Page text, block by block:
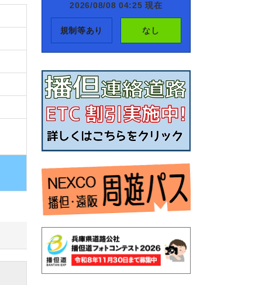
2026/08/08 04:25 現在
規制等あり なし